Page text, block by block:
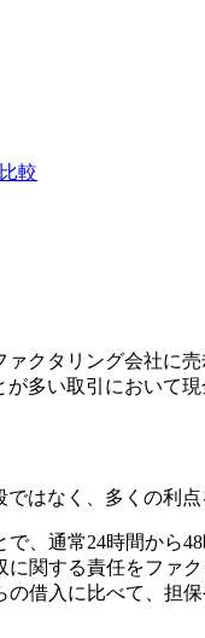
較
クタリング会社に
多い取引において
はなく、多くの利
、通常24時間から
に関する責任をファ
の借入に比べて、担